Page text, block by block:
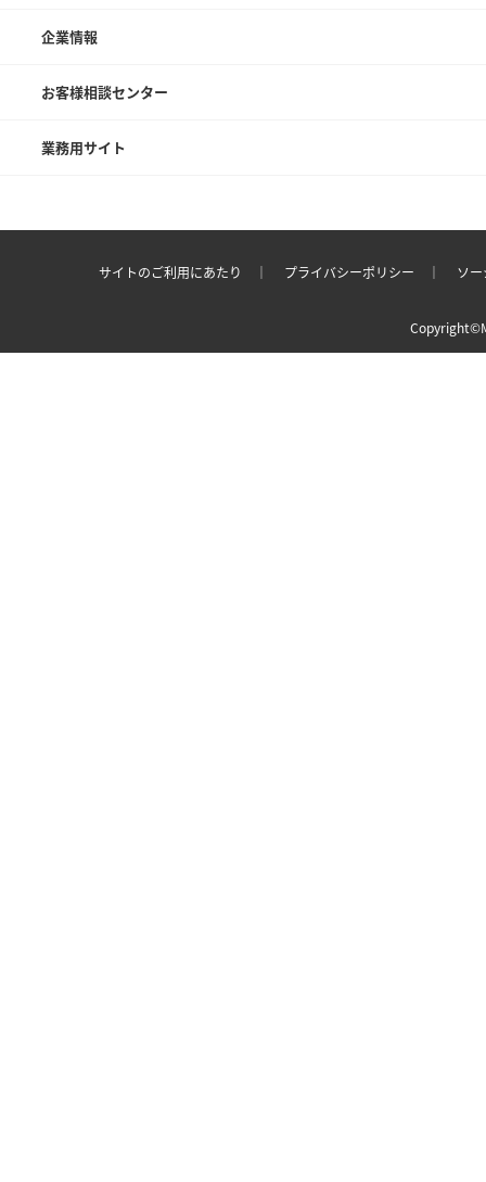
企業情報
お客様相談センター
業務用サイト
サイトのご利用にあたり ｜ プライバシーポリシー ｜ ソ